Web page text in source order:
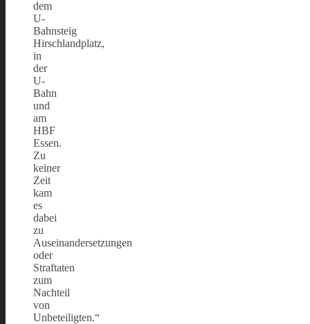
dem
U-
Bahnsteig
Hirschlandplatz,
in
der
U-
Bahn
und
am
HBF
Essen.
Zu
keiner
Zeit
kam
es
dabei
zu
Auseinandersetzungen
oder
Straftaten
zum
Nachteil
von
Unbeteiligten.“